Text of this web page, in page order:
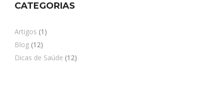
CATEGORIAS
Artigos (1)
Blog (12)
Dicas de Saúde (12)